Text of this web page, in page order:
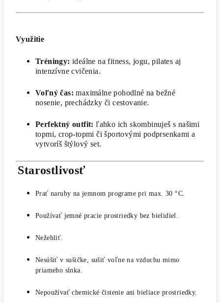
Využitie
Tréningy: ideálne na fitness, jogu, pilates aj
intenzívne cvičenia.
Voľný čas: maximálne pohodlné na bežné
nosenie, prechádzky či cestovanie.
Perfektný outfit: ľahko ich skombinuješ s našimi
topmi, crop-topmi či športovými podprsenkami a
vytvoríš štýlový set.
Starostlivosť
Prať naruby na jemnom programe pri max. 30 °C.
Používať jemné pracie prostriedky bez bielidiel.
Nežehliť.
Nesúšiť v sušičke, sušiť voľne na vzduchu mimo
priameho slnka.
Nepoužívať chemické čistenie ani bieliace prostriedky.